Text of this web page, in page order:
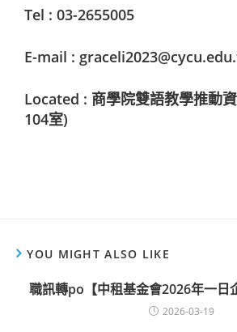
Tel : 03-2655005
E-mail :
Located : 商學院雙語教學推動
104室)
YOU MIGHT ALSO LIKE
職訊轉po【中租基金會2026年一日
2026-03-19